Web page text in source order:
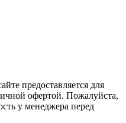
предоставляется для
офертой. Пожалуйста,
у менеджера перед